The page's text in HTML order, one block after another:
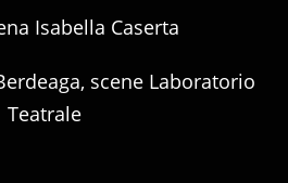
Isabella Caserta
scene Laboratorio
Teatrale